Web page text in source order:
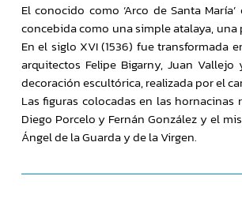
El conocido como ‘Arco de Santa
concebida como una simple atalaya,
En el siglo XVI (1536) fue transformada
arquitectos Felipe Bigarny, Juan
decoración escultórica, realizada por el
Las figuras colocadas en las
Diego Porcelo y Fernán González y el
Ángel de la Guarda y de la Virgen.